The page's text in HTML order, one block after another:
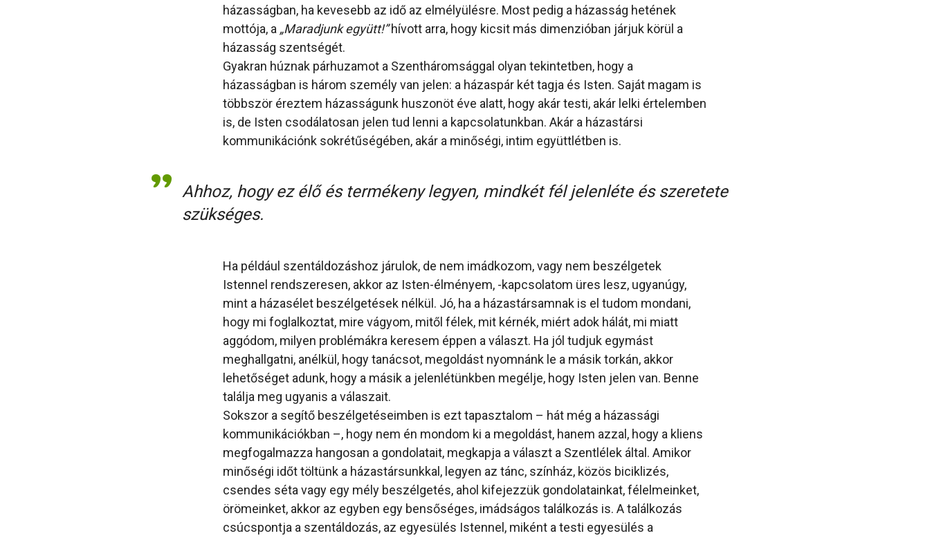
házasságban, ha kevesebb az idő az elmélyülésre. Most pedig a házasság hetének
mottója, a „Maradjunk együtt!”hívott arra, hogy kicsit más dimenzióban járjuk körül a
házasság szentségét.
Gyakran húznak párhuzamot a Szentháromsággal olyan tekintetben, hogy a
házasságban is három személy van jelen: a házaspár két tagja és Isten. Saját magam is
többször éreztem házasságunk huszonöt éve alatt, hogy akár testi, akár lelki értelemben
is, de Isten csodálatosan jelen tud lenni a kapcsolatunkban. Akár a házastársi
kommunikációnk sokrétűségében, akár a minőségi, intim együttlétben is.
Ahhoz, hogy ez élő és termékeny legyen, mindkét fél jelenléte és szeretete
szükséges.
Ha például szentáldozáshoz járulok, de nem imádkozom, vagy nem beszélgetek
Istennel rendszeresen, akkor az Isten-élményem, -kapcsolatom üres lesz, ugyanúgy,
mint a házasélet beszélgetések nélkül. Jó, ha a házastársamnak is el tudom mondani,
hogy mi foglalkoztat, mire vágyom, mitől félek, mit kérnék, miért adok hálát, mi miatt
aggódom, milyen problémákra keresem éppen a választ. Ha jól tudjuk egymást
meghallgatni, anélkül, hogy tanácsot, megoldást nyomnánk le a másik torkán, akkor
lehetőséget adunk, hogy a másik a jelenlétünkben megélje, hogy Isten jelen van. Benne
találja meg ugyanis a válaszait.
Sokszor a segítő beszélgetéseimben is ezt tapasztalom – hát még a házassági
kommunikációkban –, hogy nem én mondom ki a megoldást, hanem azzal, hogy a kliens
megfogalmazza hangosan a gondolatait, megkapja a választ a Szentlélek által. Amikor
minőségi időt töltünk a házastársunkkal, legyen az tánc, színház, közös biciklizés,
csendes séta vagy egy mély beszélgetés, ahol kifejezzük gondolatainkat, félelmeinket,
örömeinket, akkor az egyben egy bensőséges, imádságos találkozás is. A találkozás
csúcspontja a szentáldozás, az egyesülés Istennel, miként a testi egyesülés a